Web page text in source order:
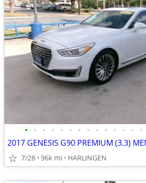
• • • • • • • • • • • • • •
7/28 96k mi HARLINGEN